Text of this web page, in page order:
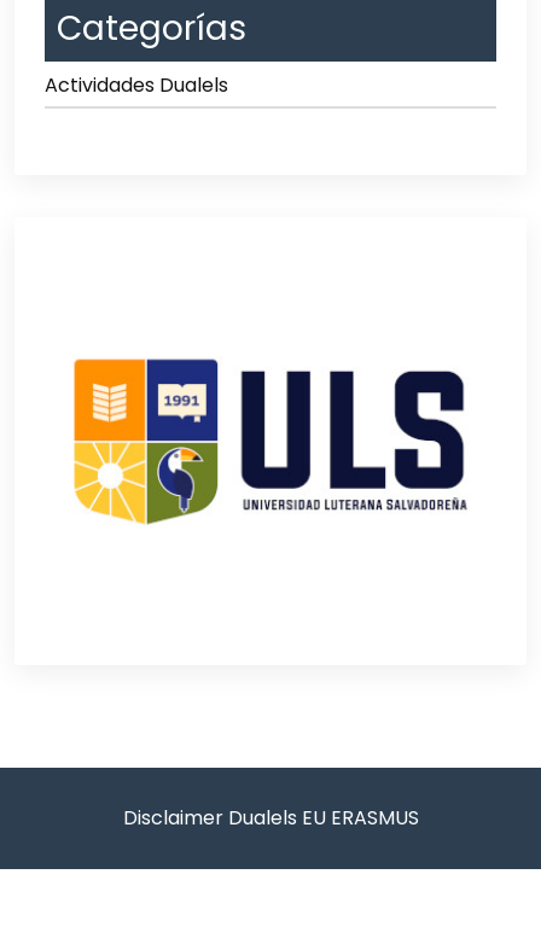
Categorías
Actividades Dualels
Disclaimer Dualels EU ERASMUS